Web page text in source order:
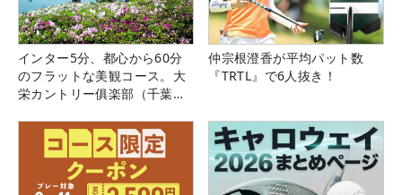
インター5分、都心から60分
のフラットな美観コース。大
栄カントリー俱楽部（千葉
仲宗根澄香が平均パット数
『TRTL』で6人抜き！